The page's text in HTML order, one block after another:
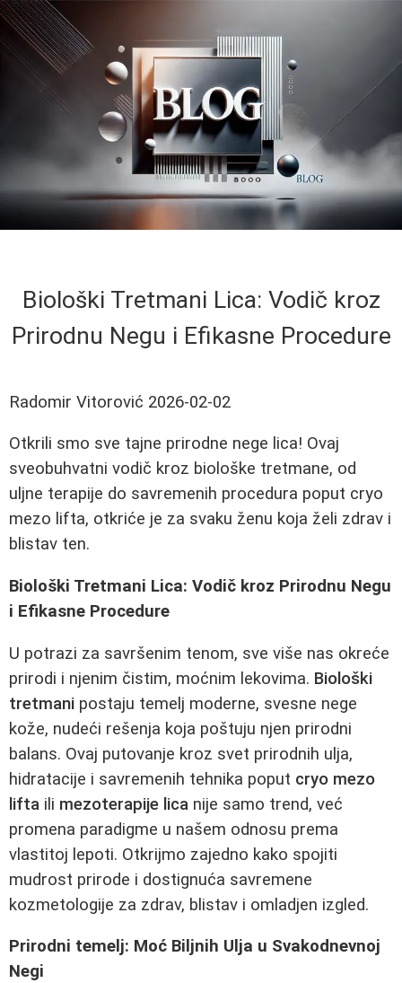
Biološki Tretmani Lica: Vodič kroz
Prirodnu Negu i Efikasne Procedure
Radomir Vitorović 2026-02-02
Otkrili smo sve tajne prirodne nege lica! Ovaj
sveobuhvatni vodič kroz biološke tretmane, od
uljne terapije do savremenih procedura poput cryo
mezo lifta, otkriće je za svaku ženu koja želi zdrav i
blistav ten.
Biološki Tretmani Lica: Vodič kroz Prirodnu Negu
i Efikasne Procedure
U potrazi za savršenim tenom, sve više nas okreće
prirodi i njenim čistim, moćnim lekovima. Biološki
tretmani postaju temelj moderne, svesne nege
kože, nudeći rešenja koja poštuju njen prirodni
balans. Ovaj putovanje kroz svet prirodnih ulja,
hidratacije i savremenih tehnika poput cryo mezo
lifta ili mezoterapije lica nije samo trend, već
promena paradigme u našem odnosu prema
vlastitoj lepoti. Otkrijmo zajedno kako spojiti
mudrost prirode i dostignuća savremene
kozmetologije za zdrav, blistav i omladjen izgled.
Prirodni temelj: Moć Biljnih Ulja u Svakodnevnoj
Negi